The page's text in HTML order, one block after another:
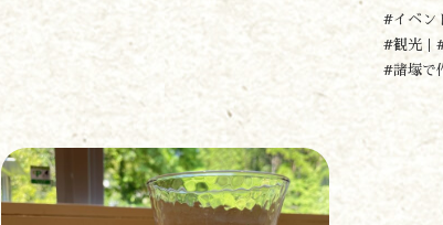
#イベン
#観光
#諸塚で